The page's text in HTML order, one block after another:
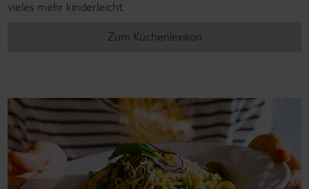
vieles mehr kinderleicht.
Zum Küchenlexikon